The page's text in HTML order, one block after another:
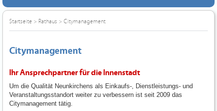
Startseite > Rathaus > Citymanagement
Citymanagement
Ihr Ansprechpartner für die Innenstadt
Um die Qualität Neunkirchens als Einkaufs-, Dienstleistungs- und
Veranstaltungsstandort weiter zu verbessern ist seit 2009 das
Citymanagement tätig.